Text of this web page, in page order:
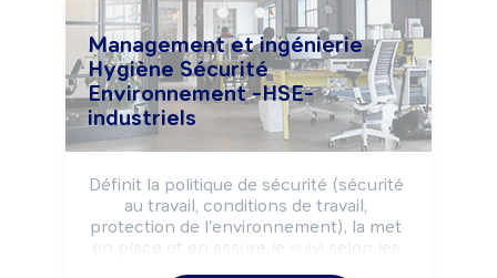
Management et ingénierie
Hygiène Sécurité
Environnement -HSE-
industriels
Définit la politique de sécurité (sécurité
au travail, conditions de travail,
protection de l'environnement), la met
en place et en assure le suivi selon les